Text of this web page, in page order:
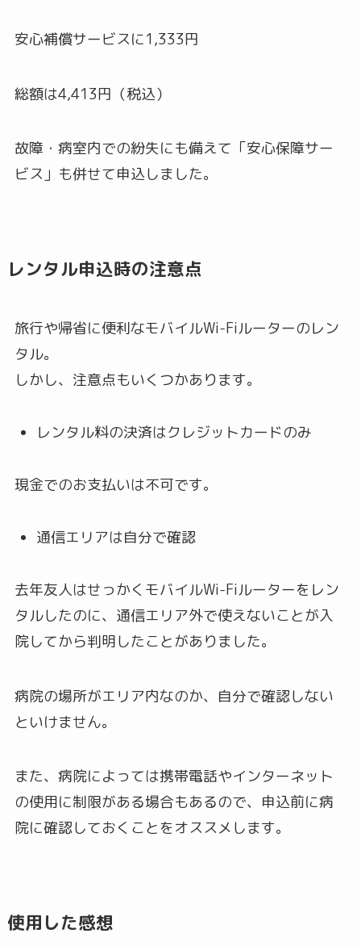
安心補償サービスに1,333円
総額は4,413円（税込）
故障・病室内での紛失にも備えて「安心保障サー
ビス」も併せて申込しました。
レンタル申込時の注意点
旅行や帰省に便利なモバイルWi-Fiルーターのレン
タル。
しかし、注意点もいくつかあります。
レンタル料の決済はクレジットカードのみ
現金でのお支払いは不可です。
通信エリアは自分で確認
去年友人はせっかくモバイルWi-Fiルーターをレン
タルしたのに、通信エリア外で使えないことが入
院してから判明したことがありました。
病院の場所がエリア内なのか、自分で確認しない
といけません。
また、病院によっては携帯電話やインターネット
の使用に制限がある場合もあるので、申込前に病
院に確認しておくことをオススメします。
使用した感想